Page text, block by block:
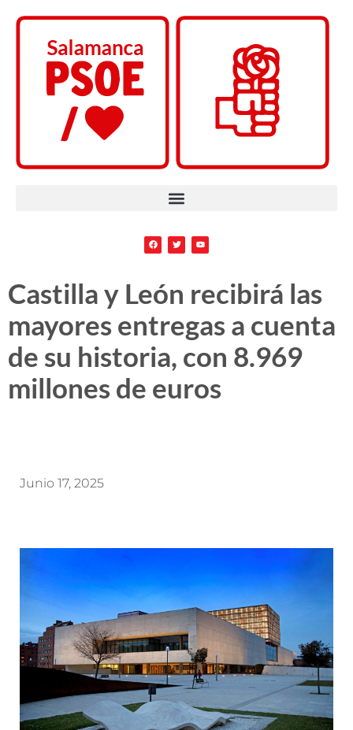
Castilla y León recibirá las
mayores entregas a cuenta
de su historia, con 8.969
millones de euros
Junio 17, 2025